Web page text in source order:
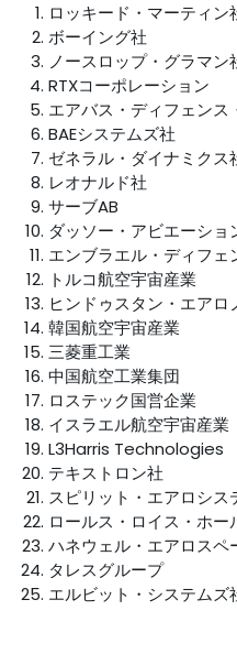
ロッキード・マーティン
ボーイング社
ノースロップ・グラマン
RTXコーポレーション
エアバス・ディフェンス
BAEシステムズ社
ゼネラル・ダイナミクス
レオナルド社
サーブAB
ダッソー・アビエーショ
エンブラエル・ディフェ
トルコ航空宇宙産業
ヒンドゥスタン・エア
韓国航空宇宙産業
三菱重工業
中国航空工業集団
ロステック国営企業
イスラエル航空宇宙産業
L3Harris Technologies
テキストロン社
スピリット・エアロシス
ロールス・ロイス・ホー
ハネウェル・エアロスペ
タレスグループ
エルビット・システムズ